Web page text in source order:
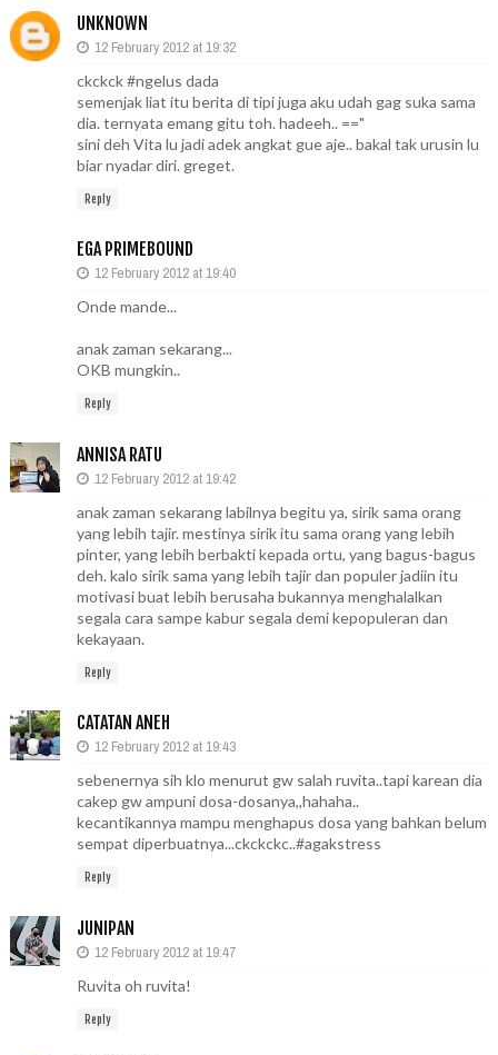
UNKNOWN
12 February 2012 at 19:32
ckckck #ngelus dada
semenjak liat itu berita di tipi juga aku udah gag suka sama
dia. ternyata emang gitu toh. hadeeh.. =="
sini deh Vita lu jadi adek angkat gue aje.. bakal tak urusin lu
biar nyadar diri. greget.
Reply
EGA PRIMEBOUND
12 February 2012 at 19:40
Onde mande...
anak zaman sekarang...
OKB mungkin..
Reply
ANNISA RATU
12 February 2012 at 19:42
anak zaman sekarang labilnya begitu ya, sirik sama orang
yang lebih tajir. mestinya sirik itu sama orang yang lebih
pinter, yang lebih berbakti kepada ortu, yang bagus-bagus
deh. kalo sirik sama yang lebih tajir dan populer jadiin itu
motivasi buat lebih berusaha bukannya menghalalkan
segala cara sampe kabur segala demi kepopuleran dan
kekayaan.
Reply
CATATAN ANEH
12 February 2012 at 19:43
sebenernya sih klo menurut gw salah ruvita..tapi karean dia
cakep gw ampuni dosa-dosanya,,hahaha..
kecantikannya mampu menghapus dosa yang bahkan belum
sempat diperbuatnya...ckckckc..#agakstress
Reply
JUNIPAN
12 February 2012 at 19:47
Ruvita oh ruvita!
Reply